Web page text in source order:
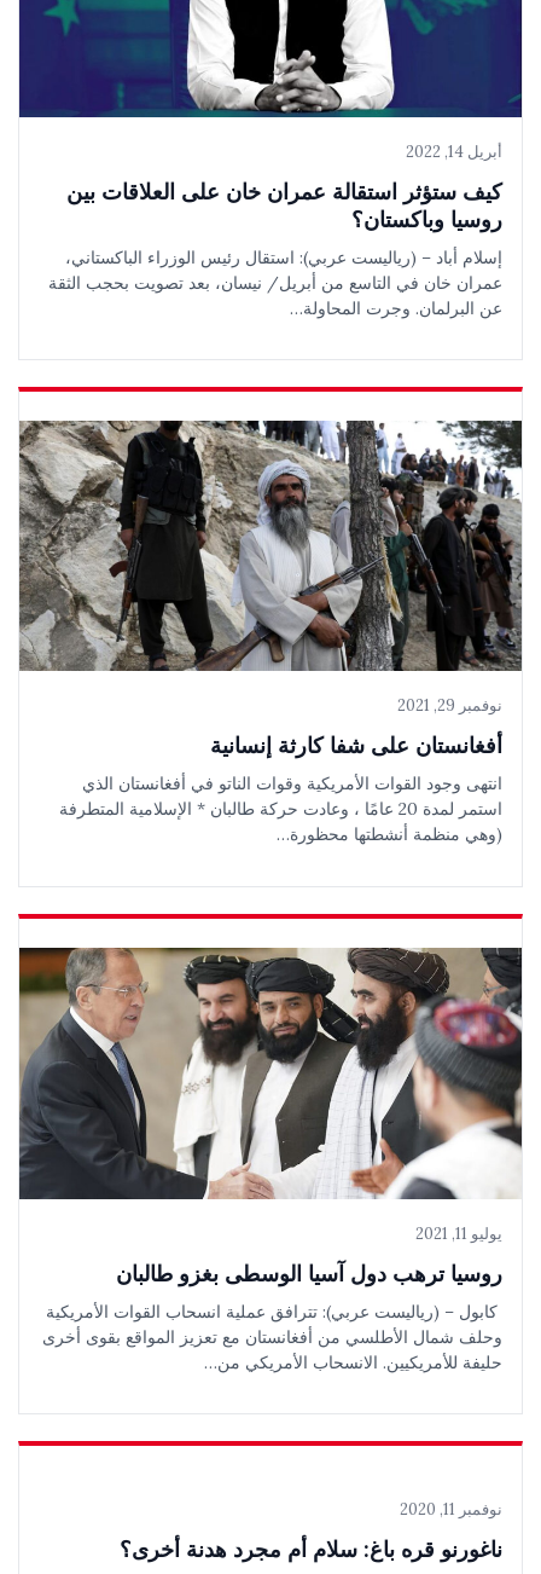
أبريل 14, 2022
كيف ستؤثر استقالة عمران خان على العلاقات بين
روسيا وباكستان؟
إسلام أباد – (رياليست عربي): استقال رئيس الوزراء الباكستاني،
عمران خان في التاسع من أبريل/ نيسان، بعد تصويت بحجب الثقة
عن البرلمان. وجرت المحاولة…
نوفمبر 29, 2021
أفغانستان على شفا كارثة إنسانية
انتهى وجود القوات الأمريكية وقوات الناتو في أفغانستان الذي
استمر لمدة 20 عامًا ، وعادت حركة طالبان * الإسلامية المتطرفة
(وهي منظمة أنشطتها محظورة…
يوليو 11, 2021
روسيا ترهب دول آسيا الوسطى بغزو طالبان
كابول – (رياليست عربي): تترافق عملية انسحاب القوات الأمريكية
وحلف شمال الأطلسي من أفغانستان مع تعزيز المواقع بقوى أخرى
حليفة للأمريكيين. الانسحاب الأمريكي من…
نوفمبر 11, 2020
ناغورنو قره باغ: سلام أم مجرد هدنة أخرى؟